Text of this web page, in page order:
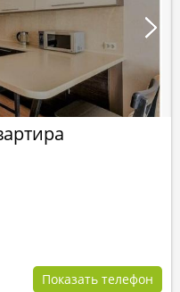
Показать телефон